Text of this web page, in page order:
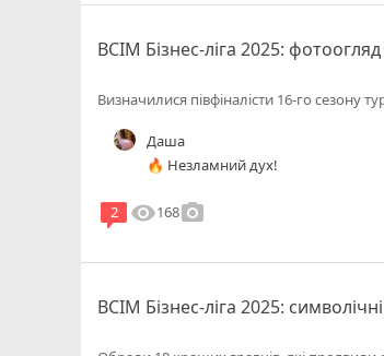
ВСІМ Бізнес-ліга 2025:
Визначилися півфіналісти 16-го сезону
Даша
🔥 Незламний дух!
2 visibility168photo_camera
ВСІМ Бізнес-ліга 2025: символічні